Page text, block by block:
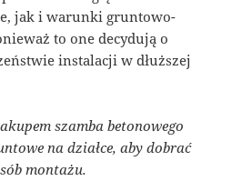
jak i warunki gruntowo-
to one decydują o
instalacji w dłuższej
szamba betonowego
na działce, aby dobrać
montażu.